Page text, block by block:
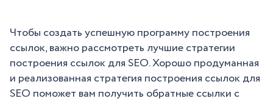
Чтобы создать успешную программу построения
ссылок, важно рассмотреть лучшие стратегии
построения ссылок для SEO. Хорошо продуманная
и реализованная стратегия построения ссылок для
SEO поможет вам получить обратные ссылки с